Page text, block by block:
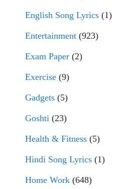
English Song Lyrics (1)
Entertainment (923)
Exam Paper (2)
Exercise (9)
Gadgets (5)
Goshti (23)
Health & Fitness (5)
Hindi Song Lyrics (1)
Home Work (648)